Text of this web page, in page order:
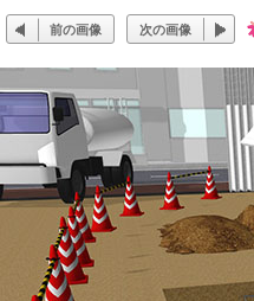
前の画像 次の画像